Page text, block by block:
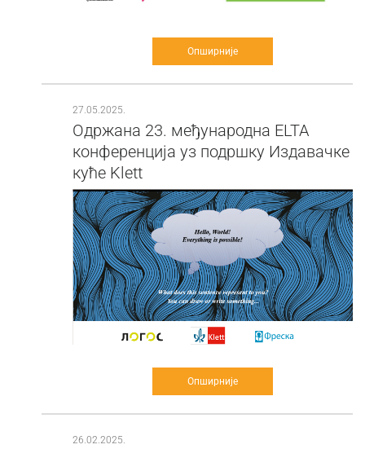
Опширније
27.05.2025.
Одржана 23. међународна ELTA
конференција уз подршку Издавачке
куће Klett
Опширније
26.02.2025.